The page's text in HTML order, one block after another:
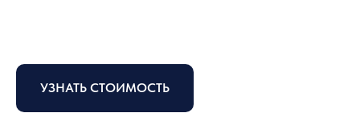
УЗНАТЬ СТОИМОСТЬ